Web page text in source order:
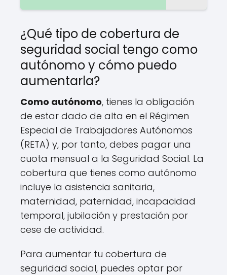
¿Qué tipo de cobertura de
seguridad social tengo como
autónomo y cómo puedo
aumentarla?
Como autónomo, tienes la obligación
de estar dado de alta en el Régimen
Especial de Trabajadores Autónomos
(RETA) y, por tanto, debes pagar una
cuota mensual a la Seguridad Social. La
cobertura que tienes como autónomo
incluye la asistencia sanitaria,
maternidad, paternidad, incapacidad
temporal, jubilación y prestación por
cese de actividad.
Para aumentar tu cobertura de
seguridad social, puedes optar por